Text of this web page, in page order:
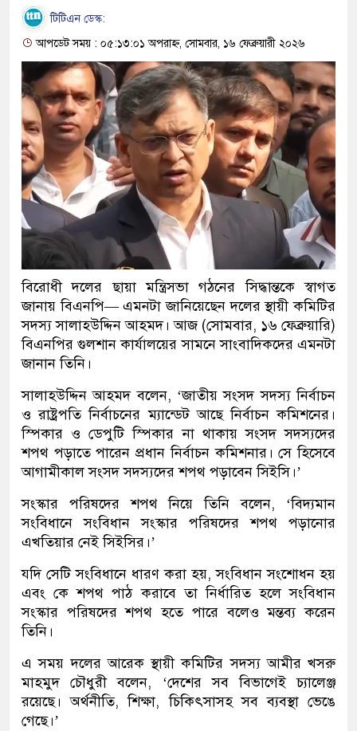
টিটিএন ডেস্ক:
আপডেট সময় : ০৫:১৩:০১ অপরাহ্ন, সোমবার, ১৬ ফেব্রুয়ারী ২০২৬
বিরোধী দলের ছায়া মন্ত্রিসভা গঠনের সিদ্ধান্তকে স্বাগত
জানায় বিএনপি— এমনটা জানিয়েছেন দলের স্থায়ী কমিটির
সদস্য সালাহউদ্দিন আহমদ। আজ (সোমবার, ১৬ ফেব্রুয়ারি)
বিএনপির গুলশান কার্যালয়ের সামনে সাংবাদিকদের এমনটা
জানান তিনি।
সালাহউদ্দিন আহমদ বলেন, ‘জাতীয় সংসদ সদস্য নির্বাচন
ও রাষ্ট্রপতি নির্বাচনের ম্যান্ডেট আছে নির্বাচন কমিশনের।
স্পিকার ও ডেপুটি স্পিকার না থাকায় সংসদ সদস্যদের
শপথ পড়াতে পারেন প্রধান নির্বাচন কমিশনার। সে হিসেবে
আগামীকাল সংসদ সদস্যদের শপথ পড়াবেন সিইসি।’
সংস্কার পরিষদের শপথ নিয়ে তিনি বলেন, ‘বিদ্যমান
সংবিধানে সংবিধান সংস্কার পরিষদের শপথ পড়ানোর
এখতিয়ার নেই সিইসির।’
যদি সেটি সংবিধানে ধারণ করা হয়, সংবিধান সংশোধন হয়
এবং কে শপথ পাঠ করাবে তা নির্ধারিত হলে সংবিধান
সংস্কার পরিষদের শপথ হতে পারে বলেও মন্তব্য করেন
তিনি।
এ সময় দলের আরেক স্থায়ী কমিটির সদস্য আমীর খসরু
মাহমুদ চৌধুরী বলেন, ‘দেশের সব বিভাগেই চ্যালেঞ্জ
রয়েছে। অর্থনীতি, শিক্ষা, চিকিৎসাসহ সব ব্যবস্থা ভেঙে
গেছে।’